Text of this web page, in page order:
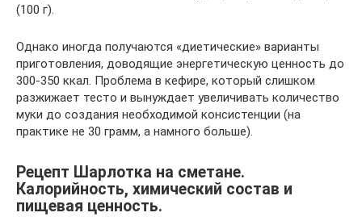
(100 г).
Однако иногда получаются «диетические» варианты
приготовления, доводящие энергетическую ценность до
300-350 ккал. Проблема в кефире, который слишком
разжижает тесто и вынуждает увеличивать количество
муки до создания необходимой консистенции (на
практике не 30 грамм, а намного больше).
Рецепт Шарлотка на сметане.
Калорийность, химический состав и
пищевая ценность.